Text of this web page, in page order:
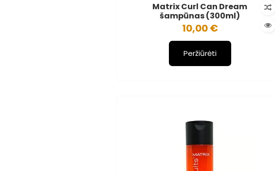
Matrix Curl Can Dream
šampūnas (300ml)
10,00 €
Peržiūrėti